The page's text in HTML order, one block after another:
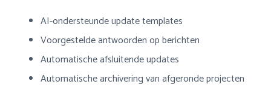
AI-ondersteunde update templates
Voorgestelde antwoorden op berichten
Automatische afsluitende updates
Automatische archivering van afgeronde projecten